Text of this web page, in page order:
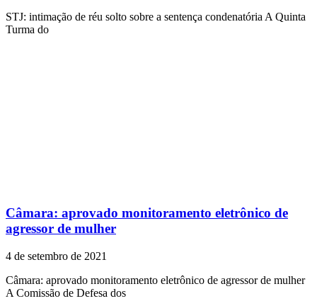
STJ: intimação de réu solto sobre a sentença condenatória A Quinta
Turma do
Câmara: aprovado monitoramento eletrônico de
agressor de mulher
4 de setembro de 2021
Câmara: aprovado monitoramento eletrônico de agressor de mulher
A Comissão de Defesa dos